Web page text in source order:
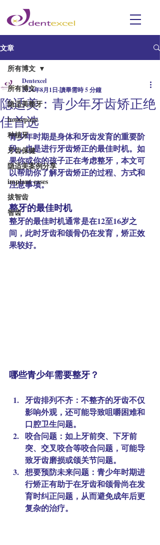
文章
所有博文
隐适美整牙
homepage
种植牙
牙齿保健
隐适美案例分享
implant cases
拔智齿
智齿
所有博文
隐适美：青少年牙齿矫正绝
佳首选
Dentexcel
2024年8月1日 讀畢需時 5 分鐘
青少年时期是身体和牙齿发育的重要阶
段，也是进行牙齿矫正的最佳时机。如
果你或你的孩子正在考虑整牙，本文可
以帮助你了解牙齿矫正的过程、方式和
注意事项。
整牙的最佳时机
整牙的最佳时机通常是在12至16岁之
间，此时牙齿和颌骨仍在发育，矫正效
果较好。
哪些青少年需要整牙？
牙齿排列不齐 ：不整齐的牙齿不仅
影响外观，还可能导致咀嚼困难和
口腔卫生问题。
咬合问题 ：如上牙前突、下牙前
突、交叉咬合等咬合问题，可能导
致牙齿磨损或颌关节问题。
想要预防未来问题 ：青少年时期进
行矫正有助于在牙齿和颌骨尚在发
育时纠正问题，从而避免成年后更
复杂的治疗。